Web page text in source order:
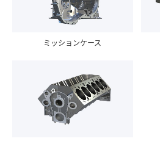
ミッションケース